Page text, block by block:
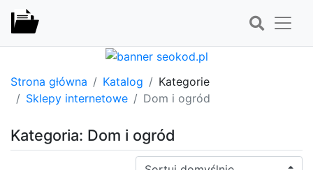
Strona główna Katalog
Kategorie
Sklepy internetowe
Dom i ogród
Kategoria: Dom i ogród
Sortuj: